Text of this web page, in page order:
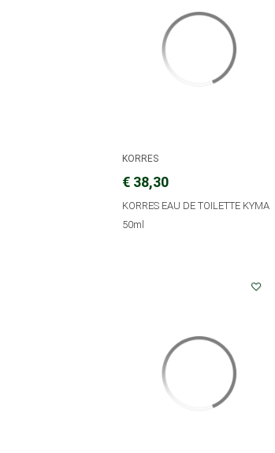
KORRES
€ 38,30
KORRES EAU DE TOILETTE KYMA
50ml